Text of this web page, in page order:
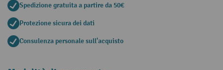
Spedizione gratuita a partire da 50€
Protezione sicura dei dati
Consulenza personale sull'acquisto